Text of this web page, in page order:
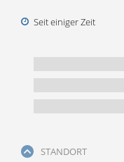
Seit einiger Zeit
STANDORT